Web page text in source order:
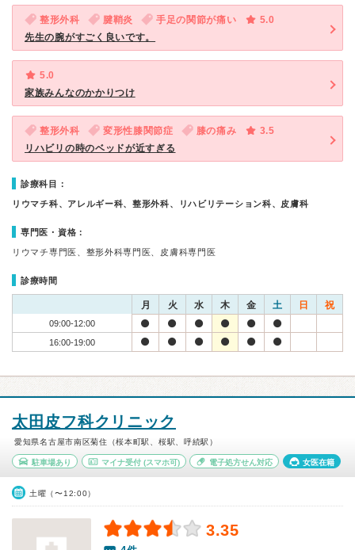
整形外科 腱鞘炎 手足の関節が痛い
5.0
先生の腕がすごく良いです。
5.0
家族みんなのかかりつけ
整形外科 変形性膝関節症 膝の痛み
3.5
リハビリの時のベッドが近すぎる
診療科目：
リウマチ科、アレルギー科、整形外科、リハビリテーション科、皮膚科
専門医・資格：
リウマチ専門医、整形外科専門医、皮膚科専門医
診療時間
月 火 水 木 金 土 日 祝
09:00-12:00
16:00-19:00
太田皮フ科クリニック
愛知県名古屋市南区菊住（桜本町駅、桜駅、呼続駅）
駐車場あり マイナ受付(スマホ可) 電子処方せん対応 女医在籍
土曜（〜12:00）
3.35